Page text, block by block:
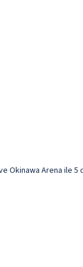
Okinawa Arena ile